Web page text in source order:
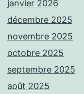
janvier 2026
décembre 2025
novembre 2025
octobre 2025
septembre 2025
août 2025